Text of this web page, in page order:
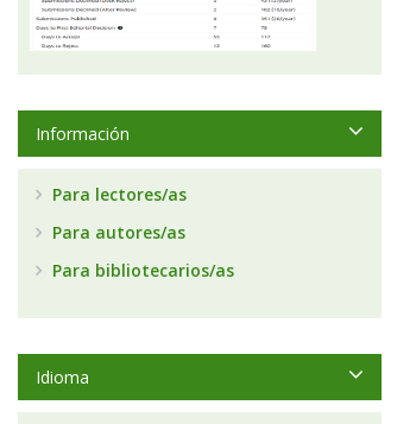
Información
Para lectores/as
Para autores/as
Para bibliotecarios/as
Idioma